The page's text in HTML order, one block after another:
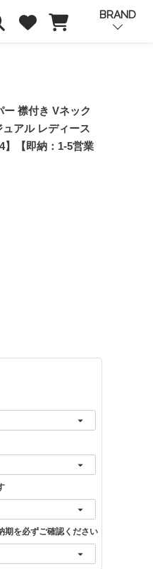
BRAND
ー 襟付き Vネック
アル レディース
】【即納：1-5営業
期を必ずご確認ください